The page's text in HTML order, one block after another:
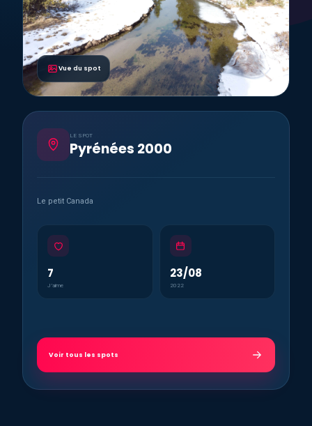
Vue du spot
LE SPOT
Pyrénées 2000
Le petit Canada
7
J’aime
23/08
2022
Voir tous les spots